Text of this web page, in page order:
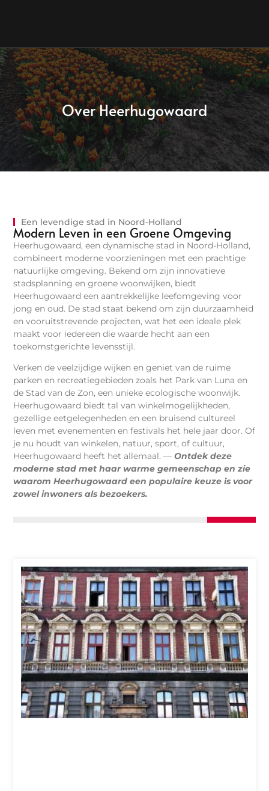
Over Heerhugowaard
Een levendige stad in Noord-Holland
Modern Leven in een Groene Omgeving
Heerhugowaard, een dynamische stad in Noord-Holland,
combineert moderne voorzieningen met een prachtige
natuurlijke omgeving. Bekend om zijn innovatieve
stadsplanning en groene woonwijken, biedt
Heerhugowaard een aantrekkelijke leefomgeving voor
jong en oud. De stad staat bekend om zijn duurzaamheid
en vooruitstrevende projecten, wat het een ideale plek
maakt voor iedereen die waarde hecht aan een
toekomstgerichte levensstijl.
Verken de veelzijdige wijken en geniet van de ruime
parken en recreatiegebieden zoals het Park van Luna en
de Stad van de Zon, een unieke ecologische woonwijk.
Heerhugowaard biedt tal van winkelmogelijkheden,
gezellige eetgelegenheden en een bruisend cultureel
leven met evenementen en festivals het hele jaar door. Of
je nu houdt van winkelen, natuur, sport, of cultuur,
Heerhugowaard heeft het allemaal. —Ontdek deze
moderne stad met haar warme gemeenschap en zie
waarom Heerhugowaard een populaire keuze is voor
zowel inwoners als bezoekers.